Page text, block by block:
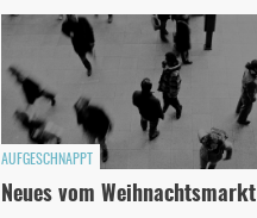
AUFGESCHNAPPT
Neues vom Weihnachtsmarkt